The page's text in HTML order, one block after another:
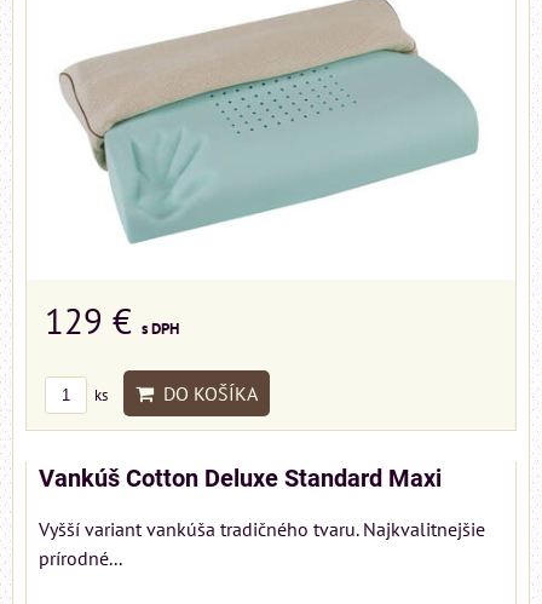
129 € s DPH
ks DO KOŠÍKA
Vankúš Cotton Deluxe Standard Maxi
Vyšší variant vankúša tradičného tvaru. Najkvalitnejšie
prírodné...